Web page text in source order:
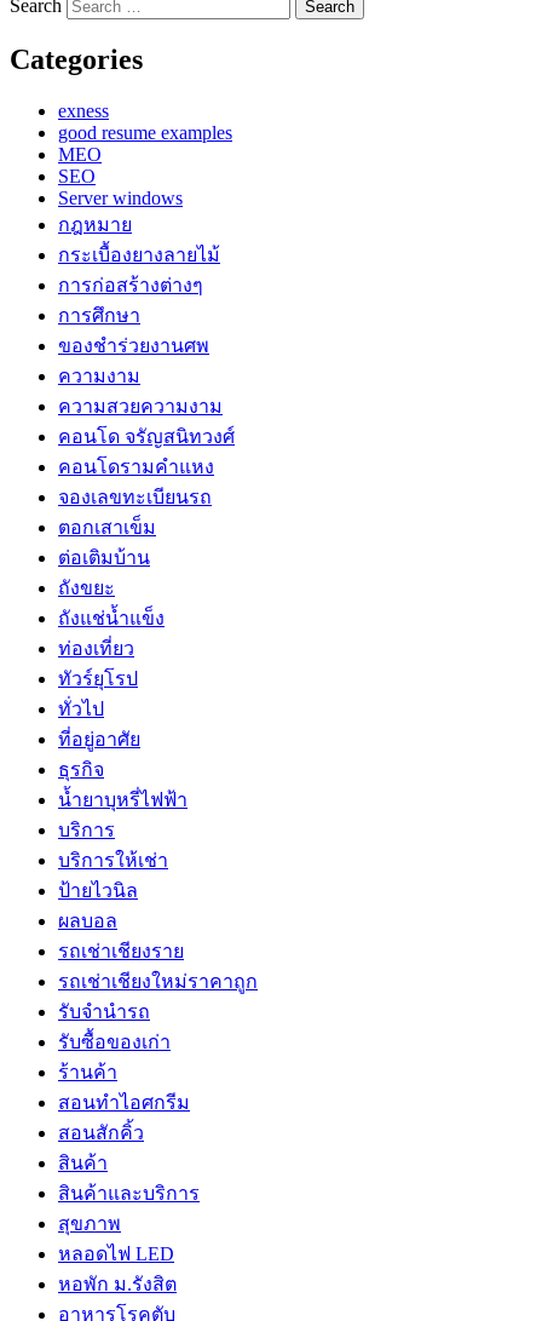
Search
Categories
exness
good resume examples
MEO
SEO
Server windows
กฎหมาย
กระเบื้องยางลายไม้
การก่อสร้างต่างๆ
การศึกษา
ของชำร่วยงานศพ
ความงาม
ความสวยความงาม
คอนโด จรัญสนิทวงศ์
คอนโดรามคำแหง
จองเลขทะเบียนรถ
ตอกเสาเข็ม
ต่อเติมบ้าน
ถังขยะ
ถังแช่น้ำแข็ง
ท่องเที่ยว
ทัวร์ยุโรป
ทั่วไป
ที่อยู่อาศัย
ธุรกิจ
น้ำยาบุหรี่ไฟฟ้า
บริการ
บริการให้เช่า
ป้ายไวนิล
ผลบอล
รถเช่าเชียงราย
รถเช่าเชียงใหม่ราคาถูก
รับจำนำรถ
รับซื้อของเก่า
ร้านค้า
สอนทำไอศกรีม
สอนสักคิ้ว
สินค้า
สินค้าและบริการ
สุขภาพ
หลอดไฟ LED
หอพัก ม.รังสิต
อาหารโรคตับ